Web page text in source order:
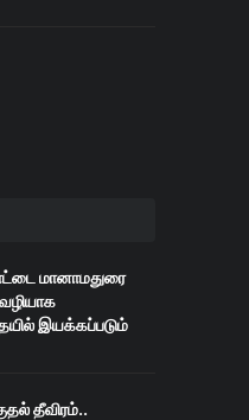
மானாமதுரை
இயக்கப்படும்
தீவிரம்..